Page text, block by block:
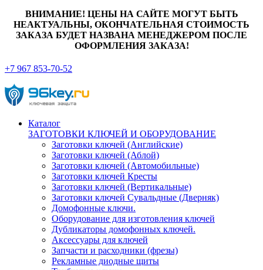
ВНИМАНИЕ! ЦЕНЫ НА САЙТЕ МОГУТ БЫТЬ
НЕАКТУАЛЬНЫ, ОКОНЧАТЕЛЬНАЯ СТОИМОСТЬ
ЗАКАЗА БУДЕТ НАЗВАНА МЕНЕДЖЕРОМ ПОСЛЕ
ОФОРМЛЕНИЯ ЗАКАЗА!
+7 967 853-70-52
Каталог
ЗАГОТОВКИ КЛЮЧЕЙ И ОБОРУДОВАНИЕ
Заготовки ключей (Английские)
Заготовки ключей (Аблой)
Заготовки ключей (Автомобильные)
Заготовки ключей Кресты
Заготовки ключей (Вертикальные)
Заготовки ключей Сувальдные (Дверняк)
Домофонные ключи.
Оборудование для изготовления ключей
Дубликаторы домофонных ключей.
Аксессуары для ключей
Запчасти и расходники (фрезы)
Рекламные диодные щиты